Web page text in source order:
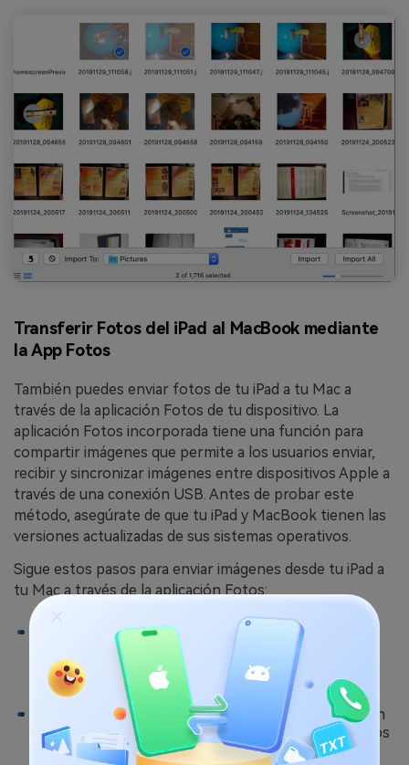
Transferir Fotos del iPad al MacBook mediante
la App Fotos
También puedes enviar fotos de tu iPad a tu Mac a
través de la aplicación Fotos de tu dispositivo. La
aplicación Fotos incorporada tiene una función para
compartir imágenes que permite a los usuarios enviar,
recibir y sincronizar imágenes entre dispositivos Apple a
través de una conexión USB. Antes de probar este
método, asegúrate de que tu iPad y MacBook tienen las
versiones actualizadas de sus sistemas operativos.
Sigue estos pasos para enviar imágenes desde tu iPad a
tu Mac a través de la aplicación Fotos:
Nombra tu iPad en el MacBook mediante un cable
USB y espera a que se reconozca el iPad. Debes
desbloquear tu iPad para que el computador pueda
detectarlo.
A continuación, abre la aplicación Fotos y haz clic en
el nombre del dispositivo. Verás una lista de las fotos
y vídeos de tu iPad en el computador.